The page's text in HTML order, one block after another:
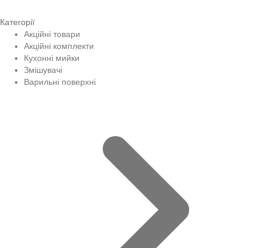
Категорії
Акційні товари
Акційні комплекти
Кухонні мийки
Змішувачі
Варильні поверхні